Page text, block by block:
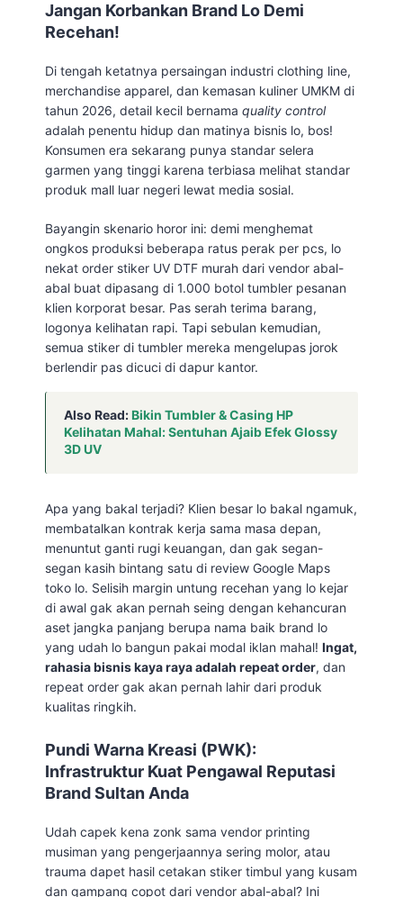
Jangan Korbankan Brand Lo Demi
Recehan!
Di tengah ketatnya persaingan industri clothing line,
merchandise apparel, dan kemasan kuliner UMKM di
tahun 2026, detail kecil bernama quality control
adalah penentu hidup dan matinya bisnis lo, bos!
Konsumen era sekarang punya standar selera
garmen yang tinggi karena terbiasa melihat standar
produk mall luar negeri lewat media sosial.
Bayangin skenario horor ini: demi menghemat
ongkos produksi beberapa ratus perak per pcs, lo
nekat order stiker UV DTF murah dari vendor abal-
abal buat dipasang di 1.000 botol tumbler pesanan
klien korporat besar. Pas serah terima barang,
logonya kelihatan rapi. Tapi sebulan kemudian,
semua stiker di tumbler mereka mengelupas jorok
berlendir pas dicuci di dapur kantor.
Also Read:Bikin Tumbler & Casing HP
Kelihatan Mahal: Sentuhan Ajaib Efek Glossy
3D UV
Apa yang bakal terjadi? Klien besar lo bakal ngamuk,
membatalkan kontrak kerja sama masa depan,
menuntut ganti rugi keuangan, dan gak segan-
segan kasih bintang satu di review Google Maps
toko lo. Selisih margin untung recehan yang lo kejar
di awal gak akan pernah seing dengan kehancuran
aset jangka panjang berupa nama baik brand lo
yang udah lo bangun pakai modal iklan mahal! Ingat,
rahasia bisnis kaya raya adalah repeat order, dan
repeat order gak akan pernah lahir dari produk
kualitas ringkih.
Pundi Warna Kreasi (PWK):
Infrastruktur Kuat Pengawal Reputasi
Brand Sultan Anda
Udah capek kena zonk sama vendor printing
musiman yang pengerjaannya sering molor, atau
trauma dapet hasil cetakan stiker timbul yang kusam
dan gampang copot dari vendor abal-abal? Ini